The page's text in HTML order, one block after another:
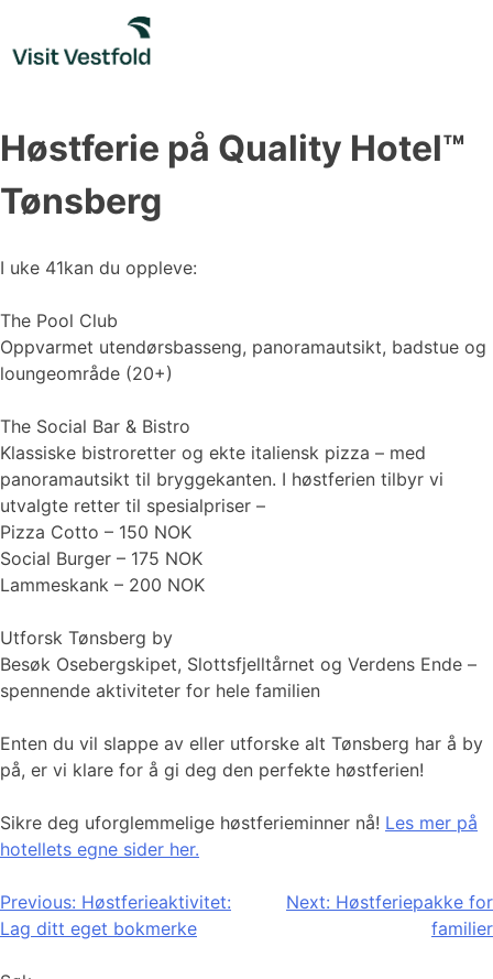
content
Høstferie på Quality Hotel™
Tønsberg
I uke 41kan du oppleve:
The Pool Club
Oppvarmet utendørsbasseng, panoramautsikt, badstue og
loungeområde (20+)
️The Social Bar & Bistro️
Klassiske bistroretter og ekte italiensk pizza – med
panoramautsikt til bryggekanten. I høstferien tilbyr vi
utvalgte retter til spesialpriser –
Pizza Cotto – 150 NOK
Social Burger – 175 NOK
Lammeskank – 200 NOK
Utforsk Tønsberg by
Besøk Osebergskipet, Slottsfjelltårnet og Verdens Ende –
spennende aktiviteter for hele familien
Enten du vil slappe av eller utforske alt Tønsberg har å by
på, er vi klare for å gi deg den perfekte høstferien!
Sikre deg uforglemmelige høstferieminner nå! Les mer på
hotellets egne sider her.
Innleggsnavigasjon
Previous: Høstferieaktivitet:
Lag ditt eget bokmerke
Next: Høstferiepakke for
familier